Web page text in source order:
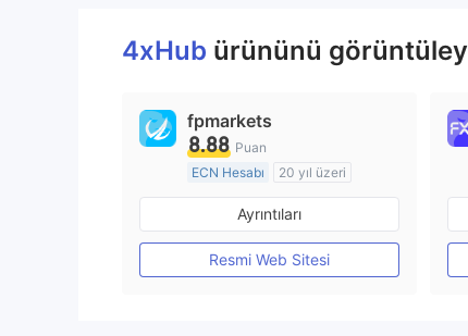
4xHub ürününü
fpmarkets
8.88 Puan
ECN Hesabı
20 yıl üzeri
Düzenleyici Ülke/Bölge: Avustralya
Pazar Yapıcılık (MM)
MT4 Tam Lisans
Ayrıntıları
Resmi Web Sitesi